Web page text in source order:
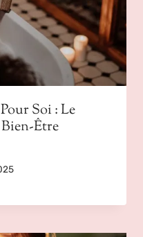
Soi : Le
Bien-Être